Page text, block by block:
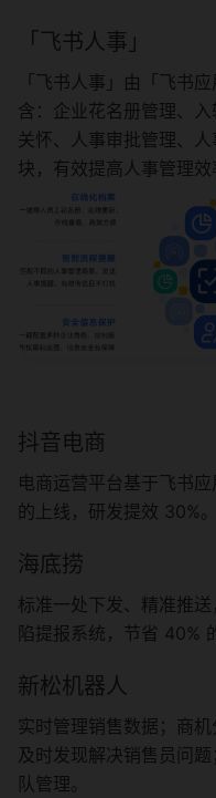
「飞书人事」
「飞书人事」由「飞书
含：企业花名册管理、
关怀、人事审批管理、
块，有效提高人事管理效
抖音电商
电商运营平台基于飞书
的上线，研发提效 30%。
海底捞
标准一处下发、精准推
陷提报系统，节省 40%
新松机器人
实时管理销售数据；商机
及时发现解决销售员问
队管理。